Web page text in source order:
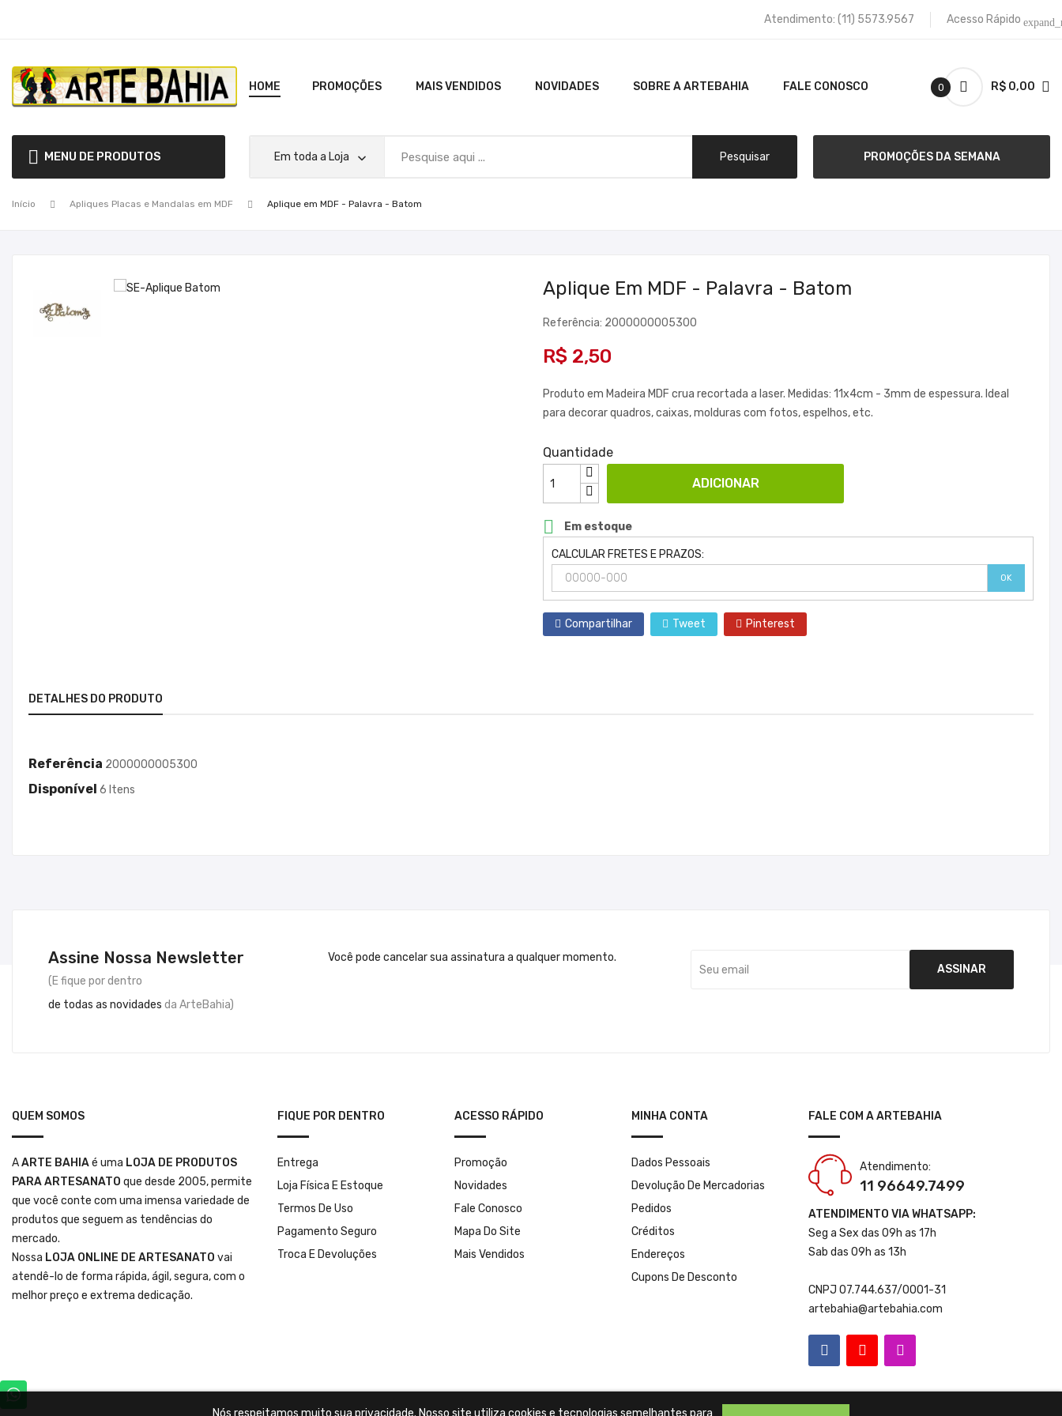
Acesso Rápido
Atendimento: (11) 5573.9567
HOME PROMOÇÕES MAIS VENDIDOS NOVIDADES SOBRE A ARTEBAHIA FALE CONOSCO 0 R$ 0,00
MENU DE PRODUTOS Pesquisar PROMOÇÕES DA SEMANA
Início Apliques Placas e Mandalas em MDF Aplique em MDF - Palavra - Batom
Aplique Em MDF - Palavra - Batom
Referência: 2000000005300
R$ 2,50
Produto em Madeira MDF crua recortada a laser. Medidas: 11x4cm - 3mm de espessura. Ideal
para decorar quadros, caixas, molduras com fotos, espelhos, etc.
Quantidade
ADICIONAR
 Em estoque
CALCULAR FRETES E PRAZOS:
OK
Compartilhar Tweet Pinterest
DETALHES DO PRODUTO
Referência 2000000005300
Disponível 6 Itens
Assine Nossa Newsletter
(E fique por dentro
de todas as novidades da ArteBahia)
Você pode cancelar sua assinatura a qualquer momento.
QUEM SOMOS
AARTE BAHIAé uma LOJA DE PRODUTOS
PARA ARTESANATO que desde 2005, permite
que você conte com uma imensa variedade de
produtos que seguem as tendências do
mercado.
Nossa LOJA ONLINE DE ARTESANATO vai
atendê-lo de forma rápida, ágil, segura, com o
melhor preço e extrema dedicação.
FIQUE POR DENTRO
Entrega
Loja Física E Estoque
Termos De Uso
Pagamento Seguro
Troca E Devoluções
ACESSO RÁPIDO
Promoção
Novidades
Fale Conosco
Mapa Do Site
Mais Vendidos
MINHA CONTA
Dados Pessoais
Devolução De Mercadorias
Pedidos
Créditos
Endereços
Cupons De Desconto
FALE COM A ARTEBAHIA
Atendimento:
11 96649.7499
ATENDIMENTO VIA WHATSAPP:
Seg a Sex das 09h as 17h
Sab das 09h as 13h
CNPJ 07.744.637/0001-31
artebahia@artebahia.com
Nós respeitamos muito sua privacidade. Nosso site utiliza cookies e tecnologias semelhantes para